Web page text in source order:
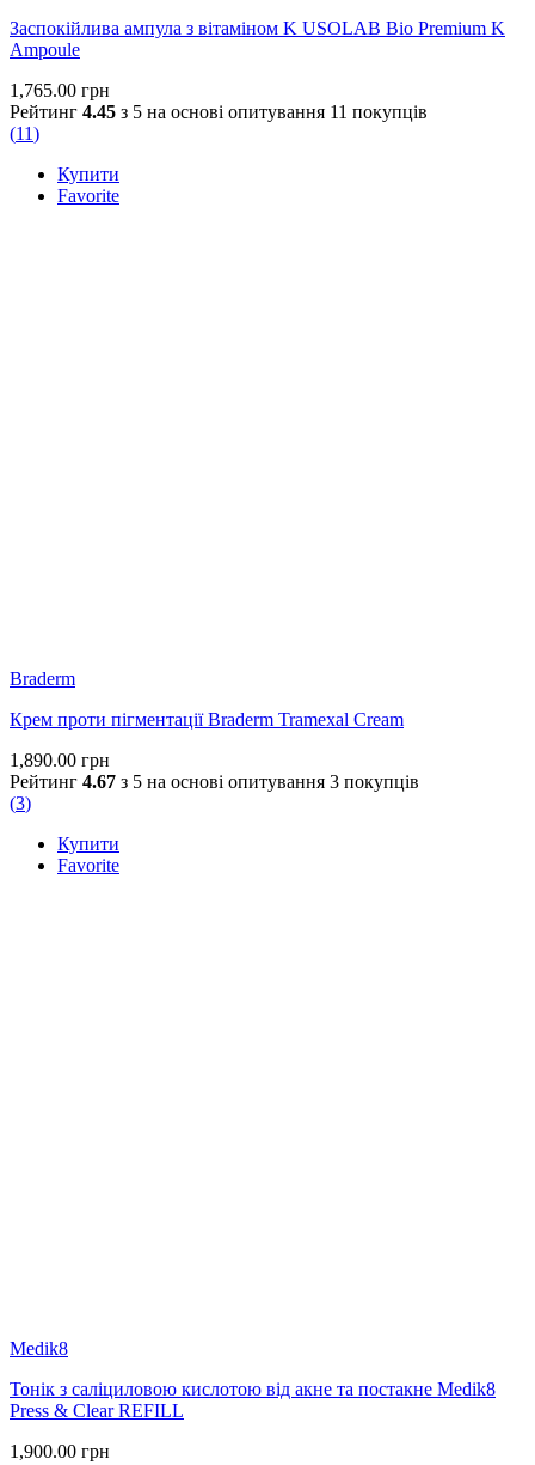
Заспокійлива ампула з вітаміном K USOLAB Bio Premium K
Ampoule
1,765.00 грн
Рейтинг 4.45 з 5 на основі опитування 11 покупців
(11)
Купити
Favorite
Braderm
Крем проти пігментації Braderm Tramexal Cream
1,890.00 грн
Рейтинг 4.67 з 5 на основі опитування 3 покупців
(3)
Купити
Favorite
Medik8
Тонік з саліциловою кислотою від акне та постакне Medik8
Press & Clear REFILL
1,900.00 грн